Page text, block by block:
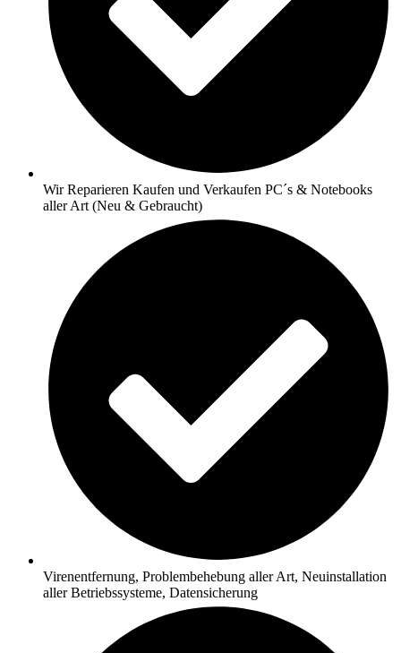
Wir Reparieren Kaufen und Verkaufen PC´s & Notebooks
aller Art (Neu & Gebraucht)
Virenentfernung, Problembehebung aller Art, Neuinstallation
aller Betriebssysteme, Datensicherung